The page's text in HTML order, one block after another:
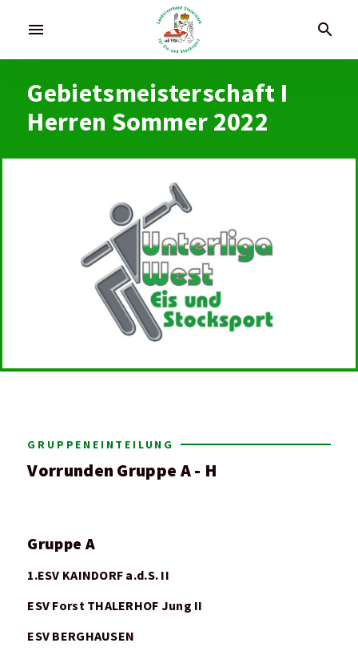
menu search
Gebietsmeisterschaft I
Herren Sommer 2022
GRUPPENEINTEILUNG
Vorrunden Gruppe A - H
Gruppe A
1.ESV KAINDORF a.d.S. II
ESV Forst THALERHOF Jung II
ESV BERGHAUSEN